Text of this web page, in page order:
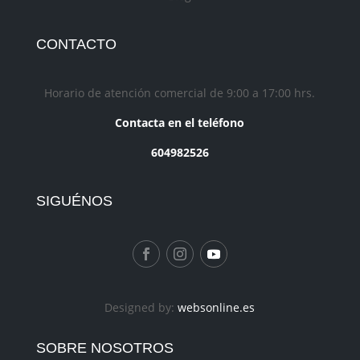
CONTACTO
Horario de atención comercial de 9:00 a 17:00 hrs.
Contacta en el teléfono
604982526
SIGUÉNOS
Designed by:websonline.es
SOBRE NOSOTROS